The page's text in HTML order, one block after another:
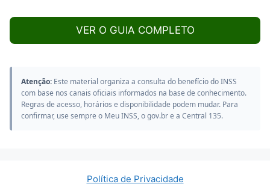
VER O GUIA COMPLETO
Atenção: Este material organiza a consulta do benefício do INSS
com base nos canais oficiais informados na base de conhecimento.
Regras de acesso, horários e disponibilidade podem mudar. Para
confirmar, use sempre o Meu INSS, o gov.br e a Central 135.
Política de Privacidade